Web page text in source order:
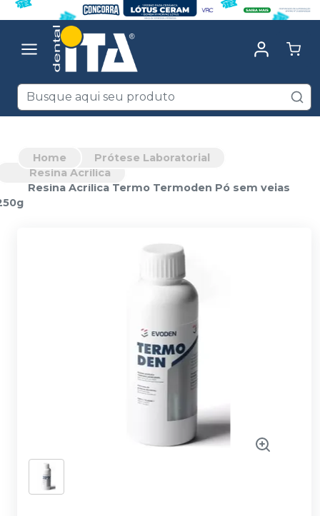
Home
Prótese Laboratorial
Resina Acrílica
Resina Acrílica Termo Termoden Pó sem veias